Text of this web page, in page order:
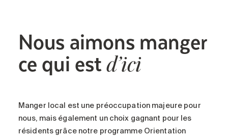
Nous aimons manger
ce qui estd’ici
Manger local est une préoccupation majeure pour
nous, mais également un choix gagnant pour les
résidents grâce notre programme Orientation